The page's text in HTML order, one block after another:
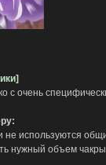
с очень
не используются
нужный объем